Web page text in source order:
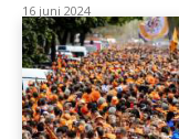
16 juni 2024